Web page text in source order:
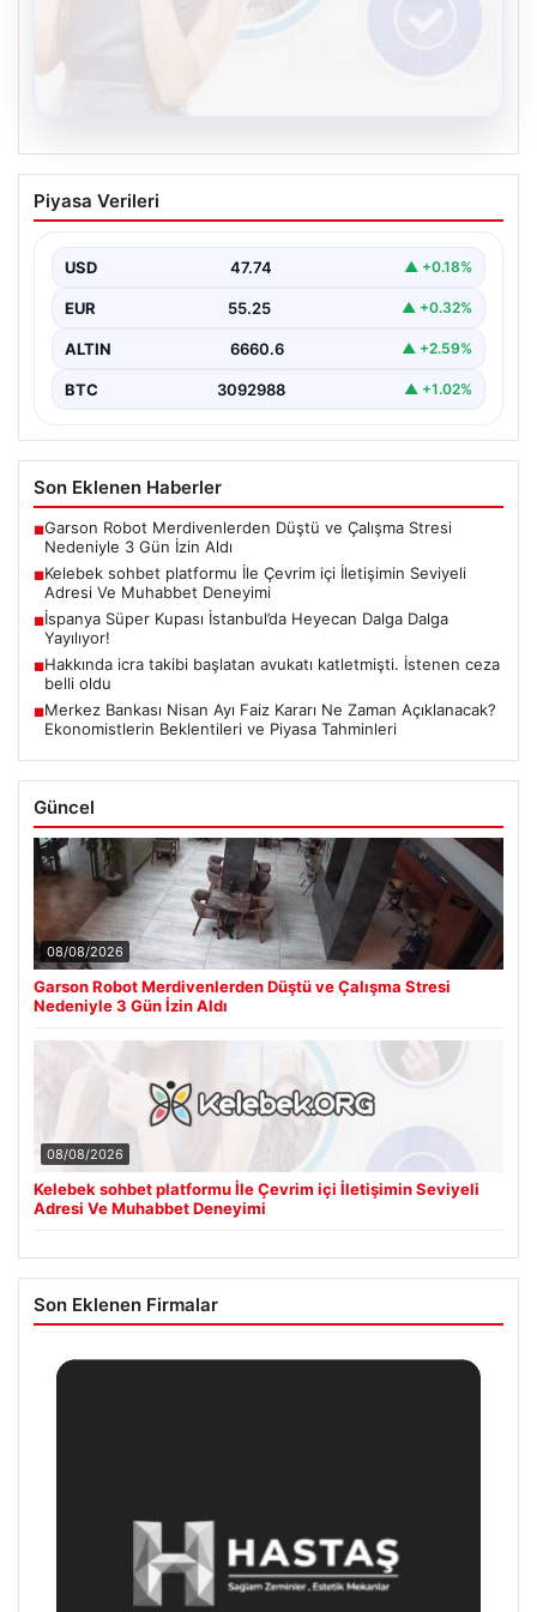
Kelebek sohbet platformu İle Çevrim içi
İletişimin Seviyeli Adresi Ve Muhabbet
İnternet dünyasında kullanıcıların güvenli bir tarzda
birçok…
Piyasa Verileri
USD 47.74 ▲ +0.18%
EUR 55.25 ▲ +0.32%
ALTIN 6660.6 ▲ +2.59%
BTC 3092988 ▲ +1.02%
Son Eklenen Haberler
■Garson Robot Merdivenlerden Düştü ve Çalışma Stresi
Nedeniyle 3 Gün İzin Aldı
■Kelebek sohbet platformu İle Çevrim içi İletişimin Seviyeli
Adresi Ve Muhabbet Deneyimi
■İspanya Süper Kupası İstanbul’da Heyecan Dalga Dalga
Yayılıyor!
■Hakkında icra takibi başlatan avukatı katletmişti. İstenen ceza
belli oldu
■Merkez Bankası Nisan Ayı Faiz Kararı Ne Zaman Açıklanacak?
Ekonomistlerin Beklentileri ve Piyasa Tahminleri
Güncel
08/08/2026
Garson Robot Merdivenlerden Düştü ve Çalışma Stresi
Nedeniyle 3 Gün İzin Aldı
08/08/2026
Kelebek sohbet platformu İle Çevrim içi İletişimin Seviyeli
Adresi Ve Muhabbet Deneyimi
Son Eklenen Firmalar